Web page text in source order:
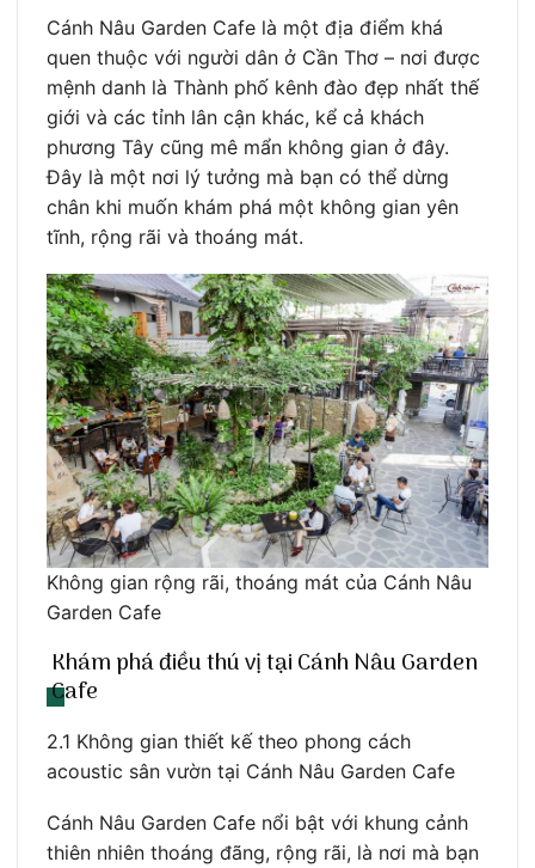
Cánh Nâu Garden Cafe là một địa điểm khá
quen thuộc với người dân ở Cần Thơ – nơi được
mệnh danh là Thành phố kênh đào đẹp nhất thế
giới và các tỉnh lân cận khác, kể cả khách
phương Tây cũng mê mẩn không gian ở đây.
Đây là một nơi lý tưởng mà bạn có thể dừng
chân khi muốn khám phá một không gian yên
tĩnh, rộng rãi và thoáng mát.
Không gian rộng rãi, thoáng mát của Cánh Nâu
Garden Cafe
Khám phá điều thú vị tại Cánh Nâu Garden
Cafe
2.1 Không gian thiết kế theo phong cách
acoustic sân vườn tại Cánh Nâu Garden Cafe
Cánh Nâu Garden Cafe nổi bật với khung cảnh
thiên nhiên thoáng đãng, rộng rãi, là nơi mà bạn